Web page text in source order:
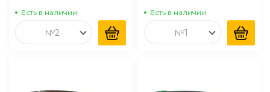
Есть в наличии
№2
Есть в наличии
№1